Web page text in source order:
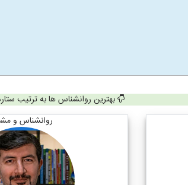
بهترین روانشناس ها به ترتیب
روانشناس و